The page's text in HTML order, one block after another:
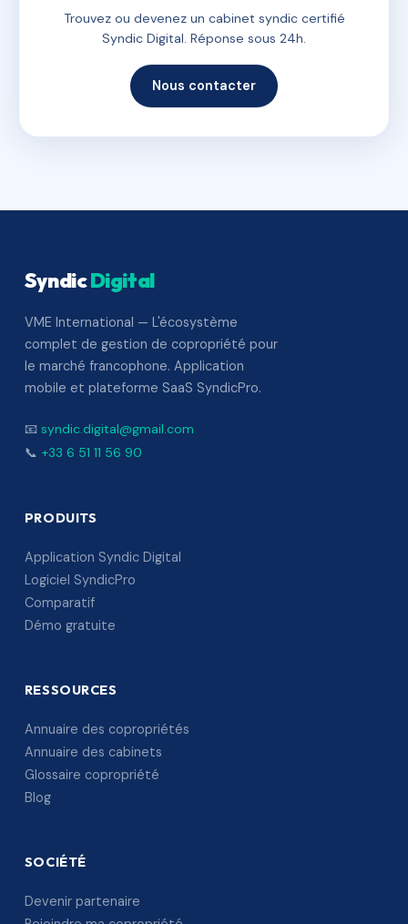
Trouvez ou devenez un cabinet syndic certifié
Syndic Digital. Réponse sous 24h.
Nous contacter
SyndicDigital
VME International — L'écosystème
complet de gestion de copropriété pour
le marché francophone. Application
mobile et plateforme SaaS SyndicPro.
📧 syndic.digital@gmail.com
📞 +33 6 51 11 56 90
PRODUITS
Application Syndic Digital
Logiciel SyndicPro
Comparatif
Démo gratuite
RESSOURCES
Annuaire des copropriétés
Annuaire des cabinets
Glossaire copropriété
Blog
SOCIÉTÉ
Devenir partenaire